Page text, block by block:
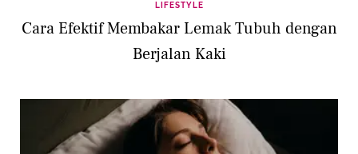
LIFESTYLE
Cara Efektif Membakar Lemak Tubuh dengan
Berjalan Kaki